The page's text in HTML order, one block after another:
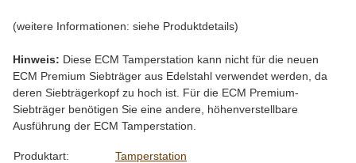
(weitere Informationen: siehe Produktdetails)
Hinweis: Diese ECM Tamperstation kann nicht für die neuen
ECM Premium Siebträger aus Edelstahl verwendet werden, da
deren Siebträgerkopf zu hoch ist. Für die ECM Premium-
Siebträger benötigen Sie eine andere, höhenverstellbare
Ausführung der ECM Tamperstation.
Produkteigenschaft
Wert
Produktart:
Tamperstation